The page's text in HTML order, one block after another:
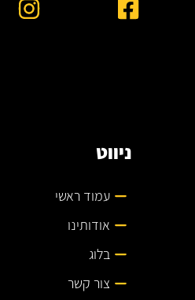
ניווט
עמוד ראשי
אודותינו
בלוג
צור קשר